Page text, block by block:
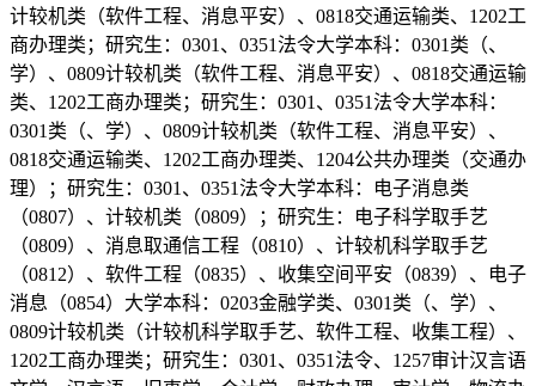
计较机类（软件工程、消息平安）、0818交通运输类、1202工
商办理类；研究生：0301、0351法令大学本科：0301类（、
学）、0809计较机类（软件工程、消息平安）、0818交通运输
类、1202工商办理类；研究生：0301、0351法令大学本科：
0301类（、学）、0809计较机类（软件工程、消息平安）、
0818交通运输类、1202工商办理类、1204公共办理类（交通办
理）；研究生：0301、0351法令大学本科：电子消息类
（0807）、计较机类（0809）；研究生：电子科学取手艺
（0809）、消息取通信工程（0810）、计较机科学取手艺
（0812）、软件工程（0835）、收集空间平安（0839）、电子
消息（0854）大学本科：0203金融学类、0301类（、学）、
0809计较机类（计较机科学取手艺、软件工程、收集工程）、
1202工商办理类；研究生：0301、0351法令、1257审计汉言语